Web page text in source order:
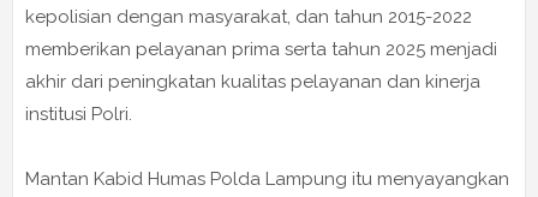
kepolisian dengan masyarakat, dan tahun 2015-2022
memberikan pelayanan prima serta tahun 2025 menjadi
akhir dari peningkatan kualitas pelayanan dan kinerja
institusi Polri.
Mantan Kabid Humas Polda Lampung itu menyayangkan